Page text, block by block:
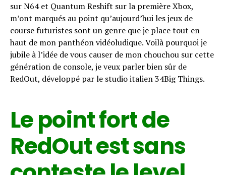
sur N64 et Quantum Reshift sur la première Xbox,
m’ont marqués au point qu’aujourd’hui les jeux de
course futuristes sont un genre que je place tout en
haut de mon panthéon vidéoludique. Voilà pourquoi je
jubile à l’idée de vous causer de mon chouchou sur cette
génération de console, je veux parler bien sûr de
RedOut, développé par le studio italien 34Big Things.
Le point fort de
RedOut est sans